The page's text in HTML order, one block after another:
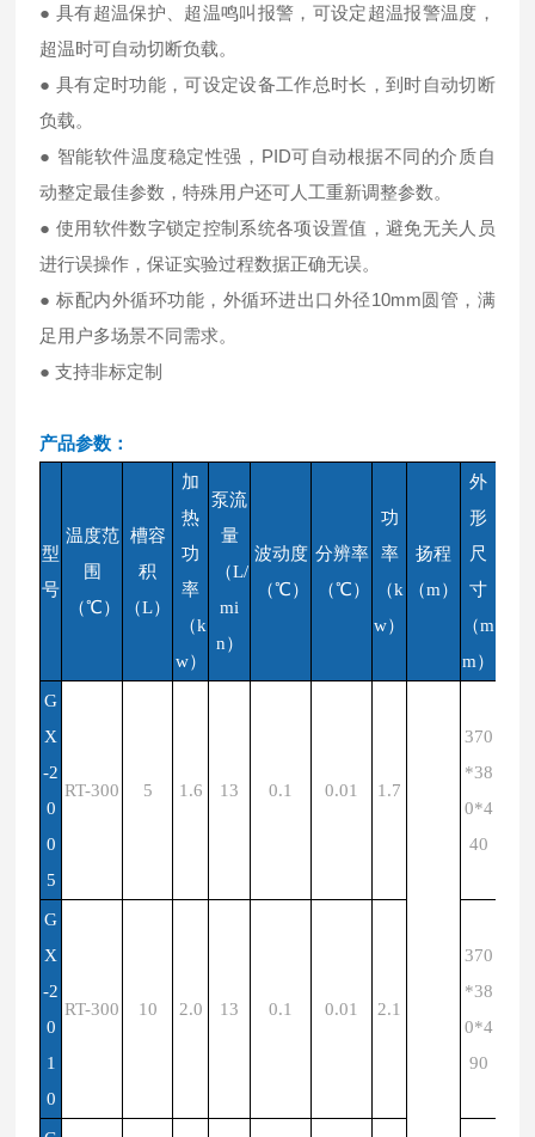
● 具有超温保护、超温鸣叫报警，可设定超温报警温度，
超温时可自动切断负载。
● 具有定时功能，可设定设备工作总时长，到时自动切断
负载。
● 智能软件温度稳定性强，PID可自动根据不同的介质自
动整定最佳参数，特殊用户还可人工重新调整参数。
● 使用软件数字锁定控制系统各项设置值，避免无关人员
进行误操作，保证实验过程数据正确无误。
● 标配内外循环功能，外循环进出口外径10mm圆管，满
足用户多场景不同需求。
● 支持非标定制
产品参数：
型
号
温度范
围
（℃）
槽容
积
（L）
加
热
功
率
（k
w）
泵流
量
（L/
mi
n）
波动度
（℃）
分辨率
（℃）
功
率
（k
w）
扬程
（m）
外
形
尺
寸
（m
m）
G
X
-2
0
0
5
RT-300 5 1.6 13 0.1 0.01 1.7
370
*38
0*4
40
G
X
-2
0
1
0
RT-300 10 2.0 13 0.1 0.01 2.1
370
*38
0*4
90